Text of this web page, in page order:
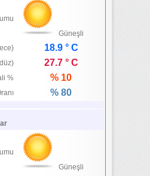
Güneşli
18.9 ° C
27.7 ° C
% % 10
% 80
Güneşli